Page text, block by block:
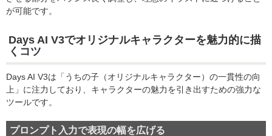
が可能です。
Days AI V3でオリジナルキャラクターを魅力的に描
くコツ
Days AI V3は「うちの子（オリジナルキャラクター）の一貫性の向
上」に注力しており、キャラクターの魅力を引き出すための強力な
ツールです。
プロンプト入力で表現の幅を広げる